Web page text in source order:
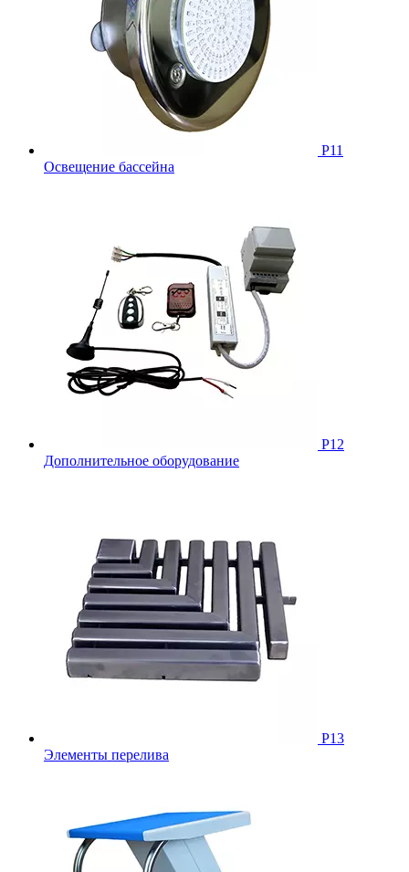
Р11
Освещение бассейна
Р12
Дополнительное оборудование
Р13
Элементы перелива